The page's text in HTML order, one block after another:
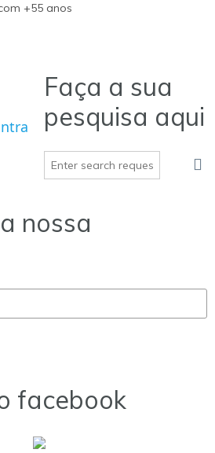
+55 anos
Faça a sua
pesquisa aqui
nossa
facebook